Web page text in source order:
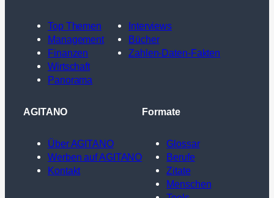
Top Themen
Management
Finanzen
Wirtschaft
Panorama
Interviews
Bücher
Zahlen-Daten-Fakten
AGITANO
Über AGITANO
Werben auf AGITANO
Kontakt
Formate
Glossar
Berufe
Zitate
Menschen